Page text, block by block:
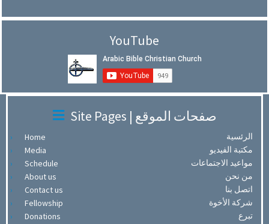
YouTube
Site Pages | صفحات الموقع
Home
الرئسية
Media
مكتبة الفيديو
Schedule
مواعيد الاجتماعات
About us
من نحن
Contact us
اتصل بنا
Fellowship
شركة الأخوة
Donations
تبرع